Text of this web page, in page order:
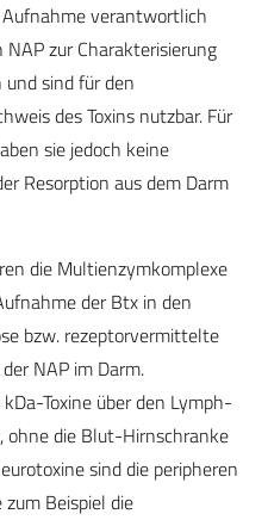
verantwortlich
zur Charakterisierung
sind für den
des Toxins nutzbar. Für
sie jedoch keine
Resorption aus dem Darm
die Multienzymkomplexe
der Btx in den
bzw. rezeptorvermittelte
NAP im Darm.
Toxine über den Lymph-
die Blut-Hirnschranke
sind die peripheren
Beispiel die